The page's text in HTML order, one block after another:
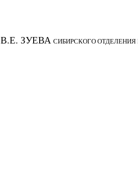
В.Е. ЗУЕВА СИБИРСКОГО